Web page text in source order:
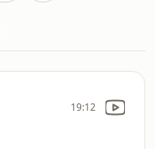
19:12